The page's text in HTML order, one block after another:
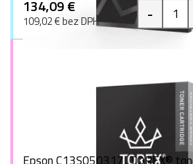
134,09 €
109,02 € bez DPH -
Epson C13S050317, TOREX®